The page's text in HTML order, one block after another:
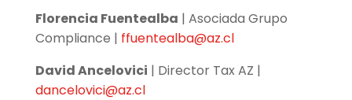
Florencia Fuentealba | Asociada Grupo
Compliance | ffuentealba@az.cl
David Ancelovici | Director Tax AZ |
dancelovici@az.cl